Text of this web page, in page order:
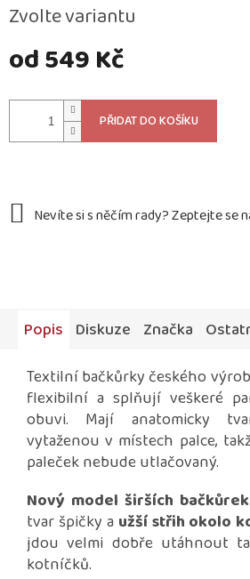
od549 Kč
cena:
Zvolte variantu
PŘIDAT DO KOŠÍKU
Popis Diskuze Značka
Textilní bačkůrky českého
flexibilní a splňují veškeré
obuvi. Mají anatomicky
vytaženou v místech palce,
paleček nebude utlačovaný.
Nový model širších bačkůrek
tvar špičky a užší střih okolo
jdou velmi dobře utáhnout
kotníčků.